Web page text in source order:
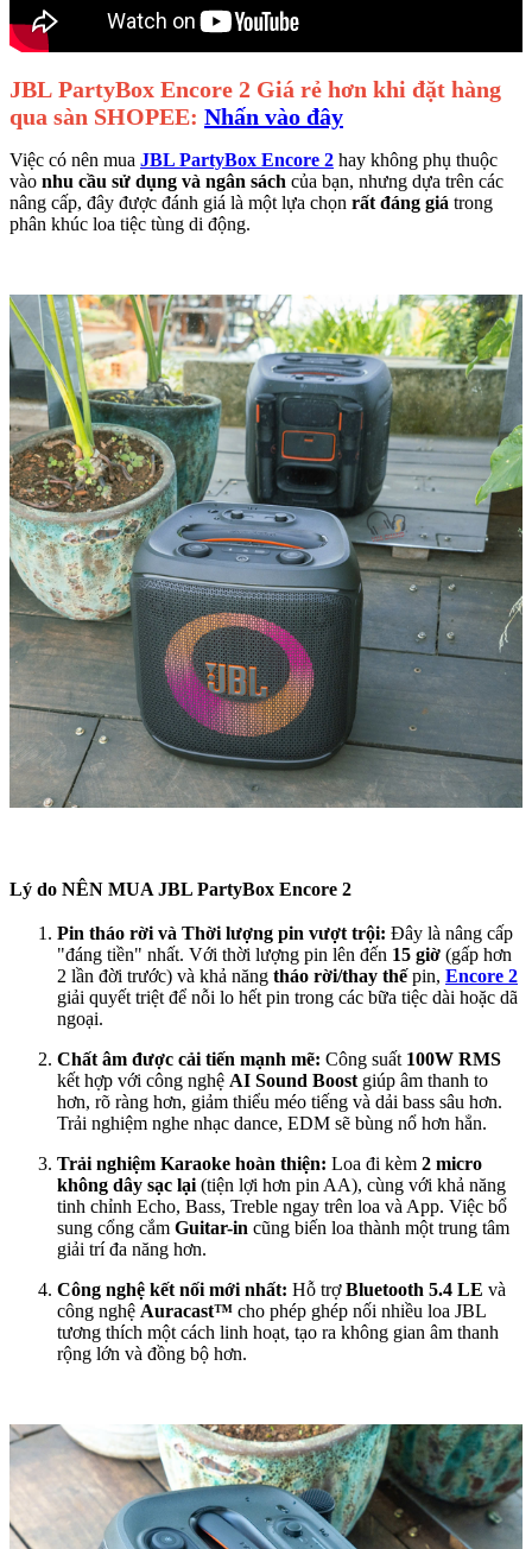
JBL PartyBox Encore 2 Giá rẻ hơn khi đặt hàng
qua sàn SHOPEE: Nhấn vào đây
Việc có nên mua JBL PartyBox Encore 2 hay không phụ thuộc
vào nhu cầu sử dụng và ngân sách của bạn, nhưng dựa trên các
nâng cấp, đây được đánh giá là một lựa chọn rất đáng giá trong
phân khúc loa tiệc tùng di động.
Lý do NÊN MUA JBL PartyBox Encore 2
Pin tháo rời và Thời lượng pin vượt trội: Đây là nâng cấp
"đáng tiền" nhất. Với thời lượng pin lên đến 15 giờ (gấp hơn
2 lần đời trước) và khả năng tháo rời/thay thếpin, Encore 2
giải quyết triệt để nỗi lo hết pin trong các bữa tiệc dài hoặc dã
ngoại.
Chất âm được cải tiến mạnh mẽ: Công suất 100W RMS
kết hợp với công nghệ AI Sound Boost giúp âm thanh to
hơn, rõ ràng hơn, giảm thiểu méo tiếng và dải bass sâu hơn.
Trải nghiệm nghe nhạc dance, EDM sẽ bùng nổ hơn hẳn.
Trải nghiệm Karaoke hoàn thiện: Loa đi kèm 2 micro
không dây sạc lại (tiện lợi hơn pin AA), cùng với khả năng
tinh chỉnh Echo, Bass, Treble ngay trên loa và App. Việc bổ
sung cổng cắm Guitar-in cũng biến loa thành một trung tâm
giải trí đa năng hơn.
Công nghệ kết nối mới nhất: Hỗ trợBluetooth 5.4 LE và
công nghệ Auracast™ cho phép ghép nối nhiều loa JBL
tương thích một cách linh hoạt, tạo ra không gian âm thanh
rộng lớn và đồng bộ hơn.